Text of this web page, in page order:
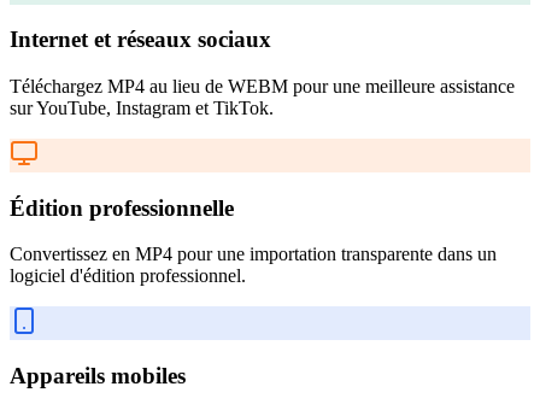
Internet et réseaux sociaux
Téléchargez MP4 au lieu de WEBM pour une meilleure assistance
sur YouTube, Instagram et TikTok.
Édition professionnelle
Convertissez en MP4 pour une importation transparente dans un
logiciel d'édition professionnel.
Appareils mobiles